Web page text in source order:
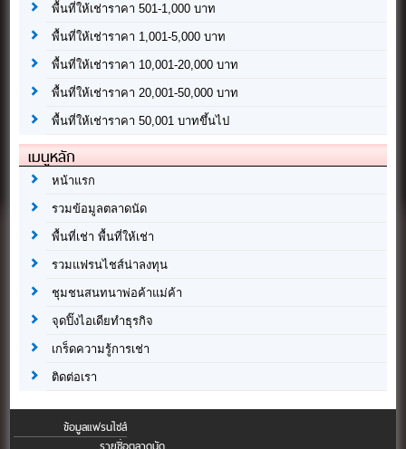
พื้นที่ให้เช่าราคา 501-1,000 บาท
พื้นที่ให้เช่าราคา 1,001-5,000 บาท
พื้นที่ให้เช่าราคา 10,001-20,000 บาท
พื้นที่ให้เช่าราคา 20,001-50,000 บาท
พื้นที่ให้เช่าราคา 50,001 บาทขึ้นไป
เมนูหลัก
หน้าแรก
รวมข้อมูลตลาดนัด
พื้นที่เช่า พื้นที่ให้เช่า
รวมแฟรนไชส์น่าลงทุน
ชุมชนสนทนาพ่อค้าแม่ค้า
จุดปิ๊งไอเดียทำธุรกิจ
เกร็ดความรู้การเช่า
ติดต่อเรา
ข้อมูลแฟรนไชส์